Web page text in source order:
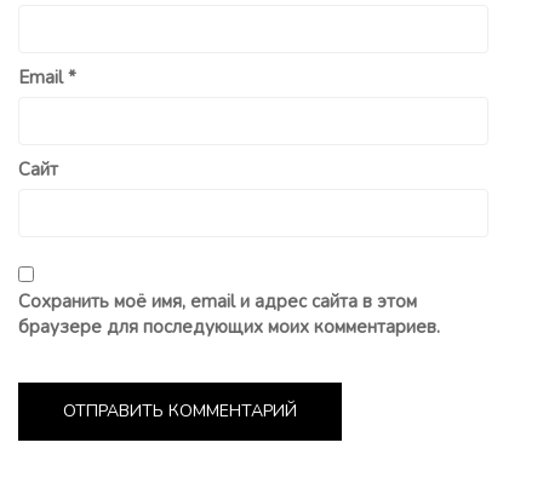
Email*
Сайт
Сохранить моё имя, email и адрес сайта в этом
браузере для последующих моих комментариев.